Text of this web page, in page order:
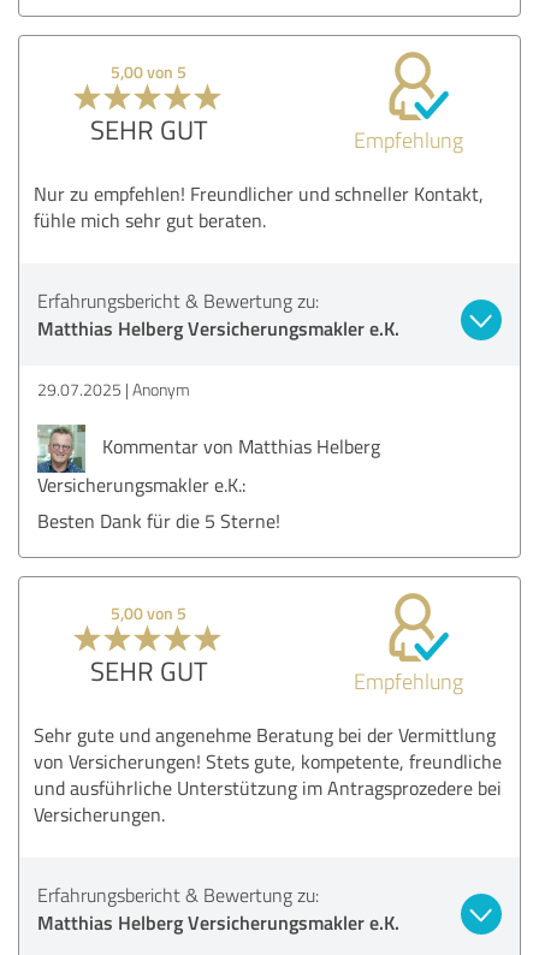
5,00 von 5
SEHR GUT Empfehlung
Nur zu empfehlen! Freundlicher und schneller Kontakt,
fühle mich sehr gut beraten.
Erfahrungsbericht & Bewertung zu:
Matthias Helberg Versicherungsmakler e.K.
29.07.2025 Anonym
Kommentar von Matthias Helberg
Versicherungsmakler e.K.:
Besten Dank für die 5 Sterne!
5,00 von 5
SEHR GUT Empfehlung
Sehr gute und angenehme Beratung bei der Vermittlung
von Versicherungen! Stets gute, kompetente, freundliche
und ausführliche Unterstützung im Antragsprozedere bei
Versicherungen.
Erfahrungsbericht & Bewertung zu:
Matthias Helberg Versicherungsmakler e.K.